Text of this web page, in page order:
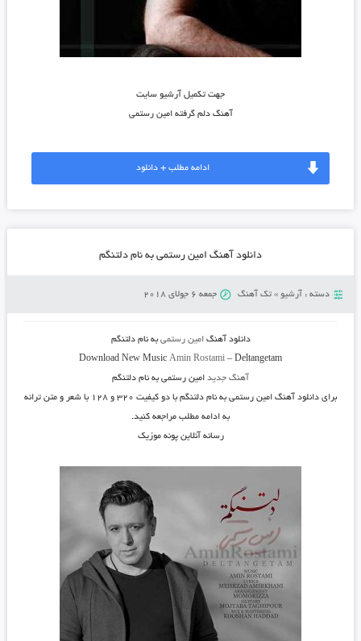
جهت تکمیل آرشیو سایت
آهنگ دلم گرفته امین رستمی
ادامه مطلب + دانلود
دانلود آهنگ امین رستمی به نام دلتنگم
دسته : آرشیو » تک آهنگ جمعه 6 جولای 2018
دانلود آهنگامین رستمی به نامدلتنگم
Download New MusicAmin Rostami – Deltangetam
آهنگ جدیدامین رستمی به نام دلتنگم
برای دانلود آهنگ امین رستمی به نام دلتنگم
با دو کیفیت ۳۲۰ و ۱۲۸ با شعر و متن ترانه
به ادامه مطلب مراجعه کنید.
رسانه آنلاین پونه موزیک